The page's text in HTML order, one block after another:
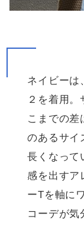
ネイビーは
２を着用
こまでの差
のあるサイ
長くなって
感を出すア
ーTを軸に
コーデが気